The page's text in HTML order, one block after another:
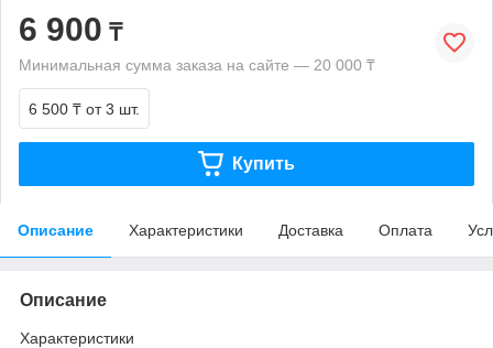
6 900 ₸
Минимальная сумма заказа на сайте — 20 000 ₸
6 500 ₸ от 3 шт.
Купить
Описание Характеристики Доставка Оплата
Описание
Характеристики